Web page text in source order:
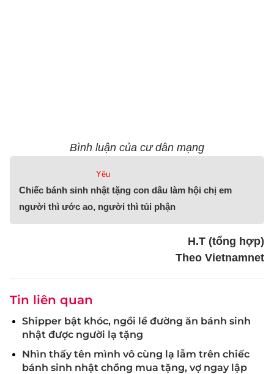
Bình luận của cư dân mạng
Yêu
Chiếc bánh sinh nhật tặng con dâu làm hội chị em
người thì ước ao, người thì tủi phận
H.T (tổng hợp)
Theo Vietnamnet
Tin liên quan
Shipper bật khóc, ngồi lề đường ăn bánh sinh
nhật được người lạ tặng
Nhìn thấy tên mình vô cùng lạ lẫm trên chiếc
bánh sinh nhật chồng mua tặng, vợ ngay lập